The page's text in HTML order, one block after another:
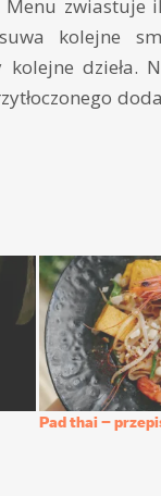
zwiastuje
kolejne
kolejne dzieła.
Pad thai –